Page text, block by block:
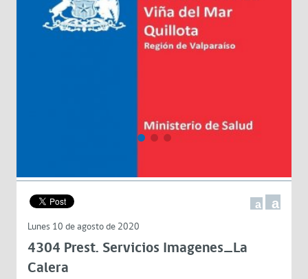
a a
Lunes 10 de agosto de 2020
4304 Prest. Servicios Imagenes_La
Calera